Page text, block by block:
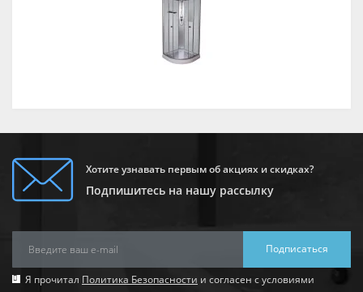
Хотите узнавать первым об акциях и скидках?
Подпишитесь на нашу рассылку
Подписаться
Я прочитал Политика Безопасности и согласен с условиями